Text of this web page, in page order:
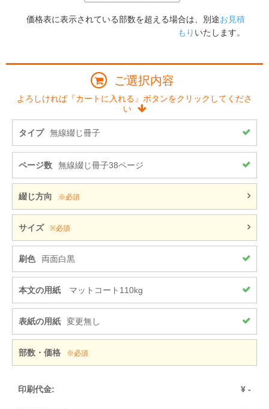
価格表に表示されている部数を超える場合は、別途お見積
もり いたします。
ご選択内容
よろしければ『カートに入れる』ボタンをクリックしてくださ
い
タイプ 無線綴じ冊子
ページ数 無線綴じ冊子38ページ
綴じ方向 ※必須
サイズ ※必須
刷色 両面白黒
本文の用紙 マットコート110kg
表紙の用紙 変更無し
部数・価格 ※必須
印刷代金: ¥ -